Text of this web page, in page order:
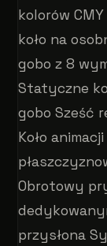
kolorów
koło na
gobo z 8
Statyczne
gobo Sześć
Koło
Obrotowy
przysłona